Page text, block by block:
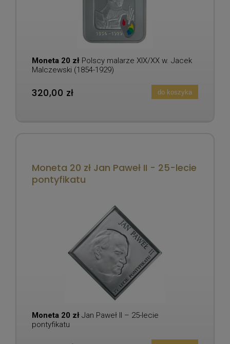
Moneta 20 zł Polscy malarze XIX/XX w. Jacek
Malczewski (1854-1929)
320,00 zł do koszyka
Moneta 20 zł Jan Paweł II - 25-lecie
pontyfikatu
Moneta 20 zł Jan Paweł II – 25-lecie
pontyfikatu